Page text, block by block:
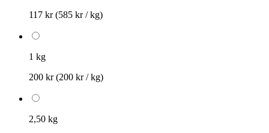
117 kr(585 kr / kg)
1 kg
200 kr(200 kr / kg)
2,50 kg